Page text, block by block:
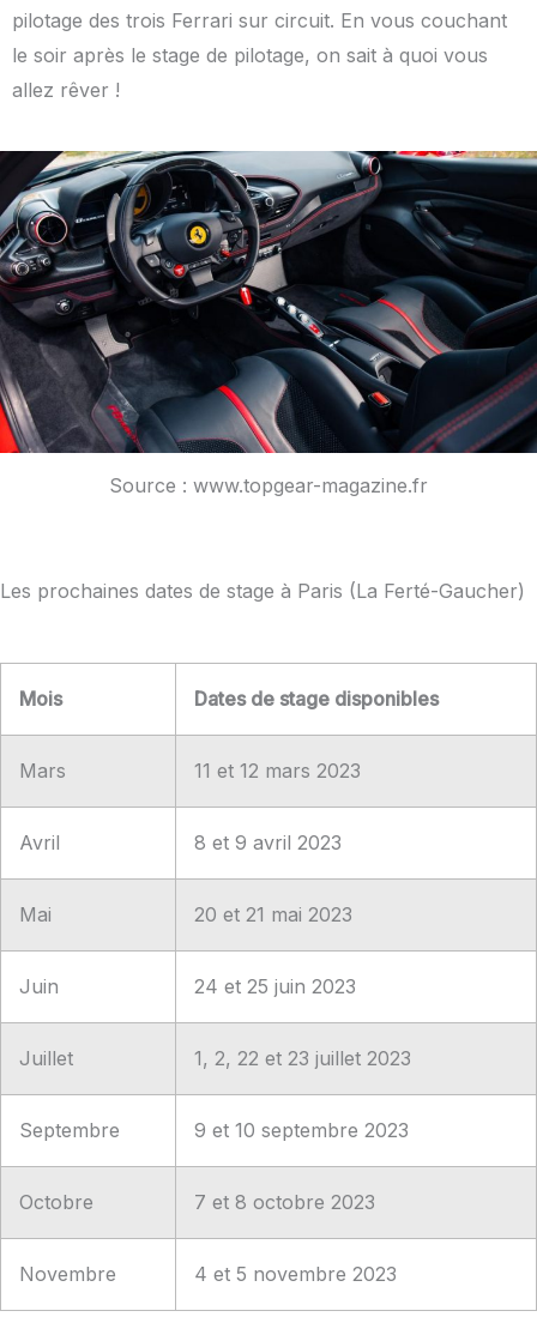
pilotage des trois Ferrari sur circuit. En vous couchant
le soir après le stage de pilotage, on sait à quoi vous
allez rêver !
Source : www.topgear-magazine.fr
Les prochaines dates de stage à Paris (La Ferté-Gaucher)
Mois Dates de stage disponibles
Mars 11 et 12 mars 2023
Avril 8 et 9 avril 2023
Mai 20 et 21 mai 2023
Juin 24 et 25 juin 2023
Juillet 1, 2, 22 et 23 juillet 2023
Septembre 9 et 10 septembre 2023
Octobre 7 et 8 octobre 2023
Novembre 4 et 5 novembre 2023